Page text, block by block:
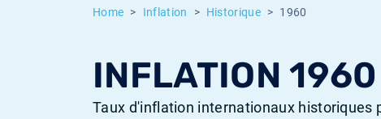
Home Inflation Historique 1960
INFLATION 1960
Taux d'inflation internationaux historiques
Taux d'inflation historiques